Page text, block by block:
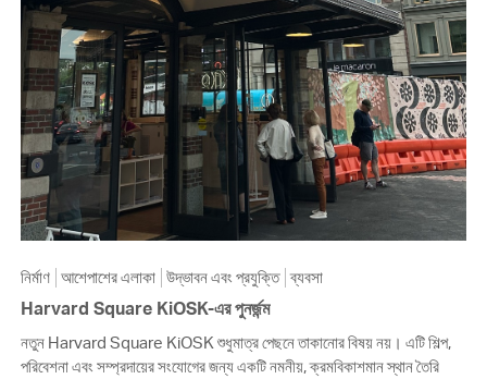
নির্মাণ আশেপাশের এলাকা উদ্ভাবন এবং প্রযুক্তি ব্যবসা
Harvard Square KiOSK-এর পুনর্জন্ম
নতুন Harvard Square KiOSK শুধুমাত্র পেছনে তাকানোর বিষয় নয়। এটি শিল্প,
পরিবেশনা এবং সম্প্রদায়ের সংযোগের জন্য একটি নমনীয়, ক্রমবিকাশমান স্থান তৈরি